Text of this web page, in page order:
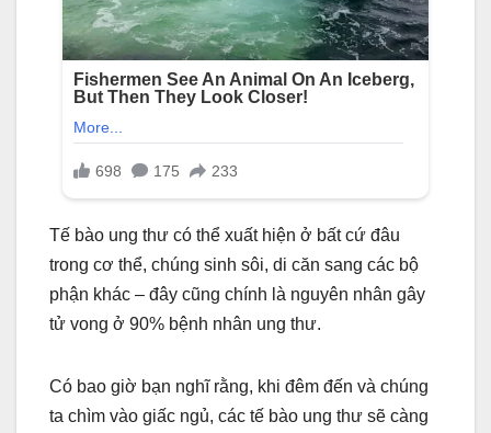
Tế bào ung thư có thể xuất hiện ở bất cứ đâu
trong cơ thể, chúng sinh sôi, di căn sang các bộ
phận khác – đây cũng chính là nguyên nhân gây
tử vong ở 90% bệnh nhân ung thư.
Có bao giờ bạn nghĩ rằng, khi đêm đến và chúng
ta chìm vào giấc ngủ, các tế bào ung thư sẽ càng